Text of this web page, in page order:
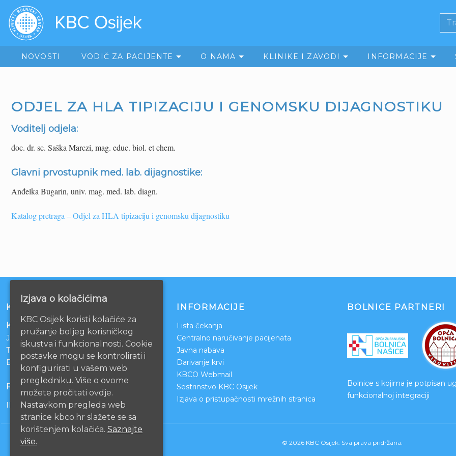
NOVOSTI VODIČ ZA PACIJENTE O NAMA KLINIKE I ZAVODI INFORMACIJE
ODJEL ZA HLA TIPIZACIJU I GENOMSKU DIJAGNOSTIKU
Voditelj odjela:
doc. dr. sc. Saška Marczi, mag. educ. biol. et chem.
Glavni prvostupnik med. lab. dijagnostike:
Anđelka Bugarin, univ. mag. med. lab. diagn.
Katalog pretraga – Odjel za HLA tipizaciju i genomsku dijagnostiku
KONTAKT
Klinički bolnički centar Osijek
Josipa Huttlera 4
Tel:
031/511-511
Email:
ravnateljstvo@kbco.hr
POSLOVNI RAČUNI
IBAN: HR1210010051863000160
INFORMACIJE
Lista čekanja
Centralno naručivanje pacijenata
Javna nabava
Darivanje krvi
KBCO Webmail
Sestrinstvo KBC Osijek
Izjava o pristupačnosti mrežnih stranica
BOLNICE PARTNERI
Bolnice s kojima je potpisan
funkcionalnoj integraciji
© 2026 KBC Osijek. Sva prava pridržana.
Izjava o kolačićima
KBC Osijek koristi kolačiće za
pružanje boljeg korisničkog
iskustva i funkcionalnosti. Cookie
postavke mogu se kontrolirati i
konfigurirati u vašem web
pregledniku. Više o ovome
možete pročitati ovdje.
Nastavkom pregleda web
stranice kbco.hr slažete se sa
korištenjem kolačića. Saznajte
više.